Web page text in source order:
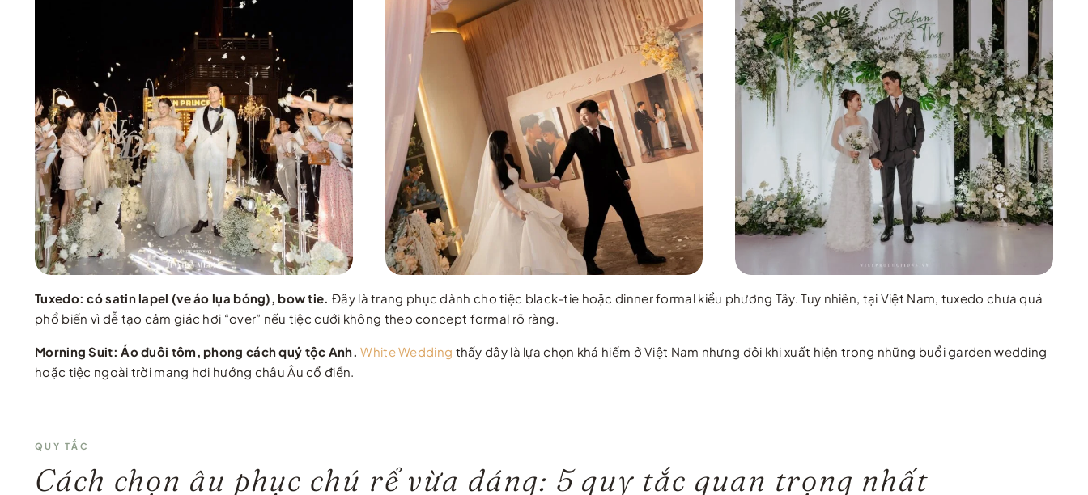
Tuxedo: có satin lapel (ve áo lụa bóng), bow tie. Đây là trang phục dành cho tiệc black-tie hoặc dinner formal kiểu phương Tây. Tuy nhiên, tại Việt Nam, tuxedo chưa quá
phổ biến vì dễ tạo cảm giác hơi “over” nếu tiệc cưới không theo concept formal rõ ràng.
Morning Suit: Áo đuôi tôm, phong cách quý tộc Anh.White Wedding thấy đây là lựa chọn khá hiếm ở Việt Nam nhưng đôi khi xuất hiện trong những buổi garden wedding
hoặc tiệc ngoài trời mang hơi hướng châu Âu cổ điển.
QUY TẮC
Cách chọn âu phục chú rể vừa dáng: 5 quy tắc quan trọng nhất